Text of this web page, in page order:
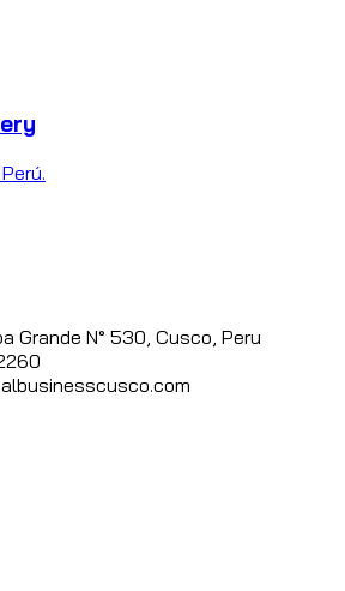
Grande N° 530, Cusco, Peru